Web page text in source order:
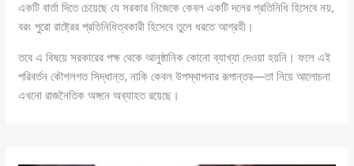
একটি বার্তা দিতে চেয়েছে যে সরকার নিজেকে কেবল একটি দলের প্রতিনিধি হিসেবে নয়,
বরং পুরো রাষ্ট্রের প্রতিনিধিত্বকারী হিসেবে তুলে ধরতে আগ্রহী।
তবে এ বিষয়ে সরকারের পক্ষ থেকে আনুষ্ঠানিক কোনো ব্যাখ্যা দেওয়া হয়নি। ফলে এই
পরিবর্তন কৌশলগত সিদ্ধান্ত, নাকি কেবল উপস্থাপনার রূপান্তর—তা নিয়ে আলোচনা
এখনো রাজনৈতিক অঙ্গনে অব্যাহত রয়েছে।